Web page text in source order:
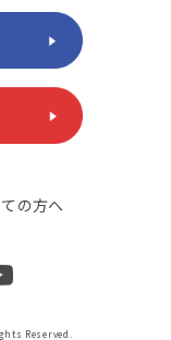
の方へ
Reserved.